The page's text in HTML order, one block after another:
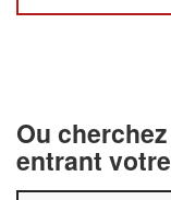
Ou
entrant